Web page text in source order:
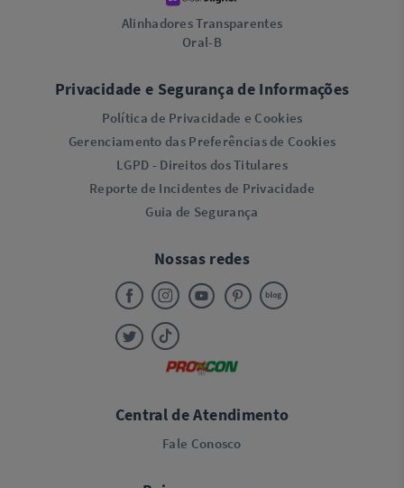
Alinhadores Transparentes
Oral-B
Privacidade e Segurança de Informações
Política de Privacidade e Cookies
Gerenciamento das Preferências de Cookies
LGPD - Direitos dos Titulares
Reporte de Incidentes de Privacidade
Guia de Segurança
Nossas redes
Central de Atendimento
Fale Conosco